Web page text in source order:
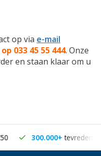
op via e-mail
033 45 55 444. Onze
en staan klaar om u
300.000+tevreden klanten